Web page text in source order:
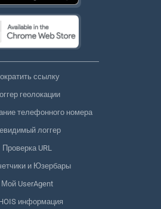
ссылку
геолокации
телефонного номера
логгер
Проверка URL
и Юзербары
Мой UserAgent
информация